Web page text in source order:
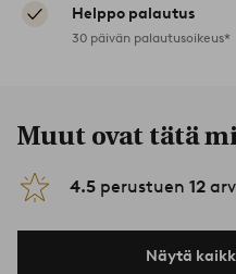
Helppo palautus
30 päivän palautusoikeus*
Muut ovat tätä
4.5 perustuen 12
Näytä